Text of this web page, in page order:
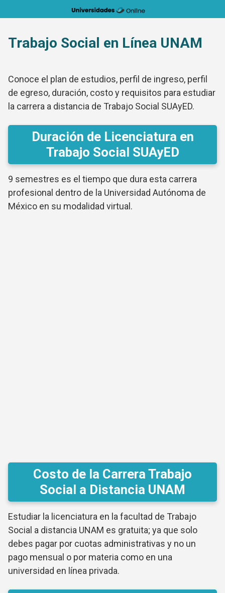
al
Trabajo Social en Línea UNAM
Conoce el plan de estudios, perfil de ingreso, perfil
de egreso, duración, costo y requisitos para estudiar
la carrera a distancia de Trabajo Social SUAyED.
Duración de Licenciatura en
Trabajo Social SUAyED
9 semestres es el tiempo que dura esta carrera
profesional dentro de la Universidad Autónoma de
México en su modalidad virtual.
Costo de la Carrera Trabajo
Social a Distancia UNAM
Estudiar la licenciatura en la facultad de Trabajo
Social a distancia UNAM es gratuita; ya que solo
debes pagar por cuotas administrativas y no un
pago mensual o por materia como en una
universidad en línea privada.